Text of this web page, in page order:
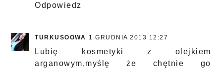
Odpowiedz
TURKUSOOWA 1 GRUDNIA 2013 12:27
Lubię kosmetyki z olejkiem
arganowym,myślę że chętnie go